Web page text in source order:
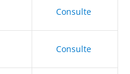
Consulte
Consulte